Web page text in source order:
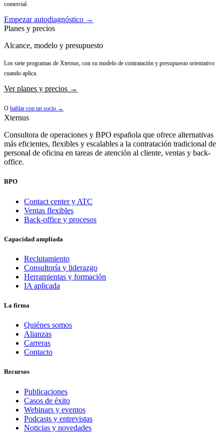
comercial.
Empezar autodiagnóstico →
Planes y precios
Alcance, modelo y presupuesto
Los siete programas de Xternus, con su modelo de contratación y presupuesto orientativo
cuando aplica.
Ver planes y precios →
O hablar con un socio →
Xternus
Consultora de operaciones y BPO española que ofrece alternativas
más eficientes, flexibles y escalables a la contratación tradicional de
personal de oficina en tareas de atención al cliente, ventas y back-
office.
BPO
Contact center y ATC
Ventas flexibles
Back-office y procesos
Capacidad ampliada
Reclutamiento
Consultoría y liderazgo
Herramientas y formación
IA aplicada
La firma
Quiénes somos
Alianzas
Carreras
Contacto
Recursos
Publicaciones
Casos de éxito
Webinars y eventos
Podcasts y entrevistas
Noticias y novedades